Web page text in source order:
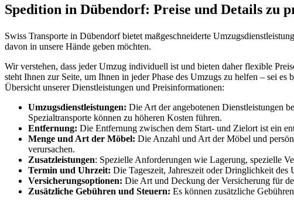
Spedition in Dübendorf: Preise und Details zu
Swiss Transporte in Dübendorf bietet maßgeschneiderte
davon in unsere Hände geben möchten.
Wir verstehen, dass jeder Umzug individuell ist und bieten daher flexible
steht Ihnen zur Seite, um Ihnen in jeder Phase des Umzugs zu helfen – sei
Übersicht unserer Dienstleistungen und Preisinformationen:
Umzugsdienstleistungen: Die Art der angebotenen Dienstleistungen
Spezialtransporte können zu höheren Kosten führen.
Entfernung: Die Entfernung zwischen dem Start- und Zielort ist ein
Menge und Art der Möbel: Die Anzahl und Art der Möbel und
verursachen.
Zusatzleistungen: Spezielle Anforderungen wie Lagerung, spezielle
Termin und Uhrzeit: Die Tageszeit, Jahreszeit oder Dringlichkeit des
Versicherungsoptionen: Die Art und Deckung der Versicherung für
Zusätzliche Gebühren und Steuern: Es können zusätzliche